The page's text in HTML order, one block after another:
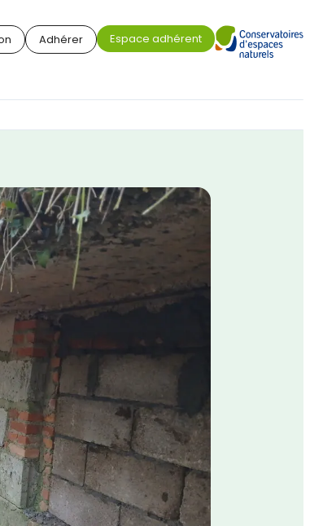
Adhérer Espace adhérent